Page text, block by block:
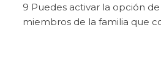
9 Puedes activar la opción de
miembros de la familia que